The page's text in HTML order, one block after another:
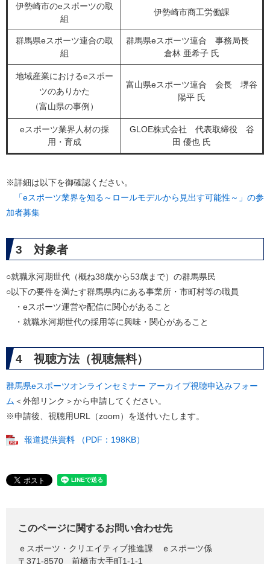
伊勢崎市のeスポーツの取
組
伊勢崎市商工労働課
群馬県eスポーツ連合の取
組
群馬県eスポーツ連合 事務局長
倉林 亜希子 氏
地域産業におけるeスポー
ツのありかた
（富山県の事例）
富山県eスポーツ連合 会長 堺谷
陽平 氏
eスポーツ業界人材の採
用・育成
GLOE株式会社 代表取締役 谷
田 優也 氏
※詳細は以下を御確認ください。
「eスポーツ業界を知る～ロールモデルから見出す可能性～」の参
加者募集
3 対象者
○就職氷河期世代（概ね38歳から53歳まで）の群馬県民
○以下の要件を満たす群馬県内にある事業所・市町村等の職員
・eスポーツ運営や配信に関心があること
・就職氷河期世代の採用等に興味・関心があること
4 視聴方法（視聴無料）
群馬県eスポーツオンラインセミナー アーカイブ視聴申込みフォー
ム ＜外部リンク＞から申請してください。
※申請後、視聴用URL（zoom）を送付いたします。
報道提供資料 （PDF：198KB）
このページに関するお問い合わせ先
ｅスポーツ・クリエイティブ推進課
ｅスポーツ係
〒371-8570
前橋市大手町1-1-1